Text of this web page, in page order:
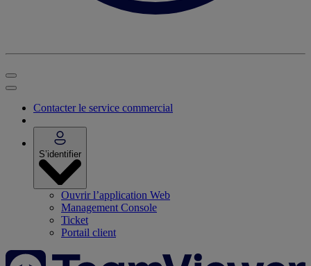
Contacter le service commercial
S’identifier
Ouvrir l’application Web
Management Console
Ticket
Portail client